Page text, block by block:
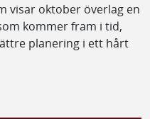
visar oktober överlag en
kommer fram i tid,
planering i ett hårt